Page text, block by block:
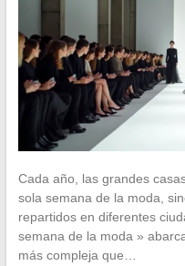
Cada año, las grandes
sola semana de la moda,
repartidos en diferentes
semana de la moda »
más compleja que…